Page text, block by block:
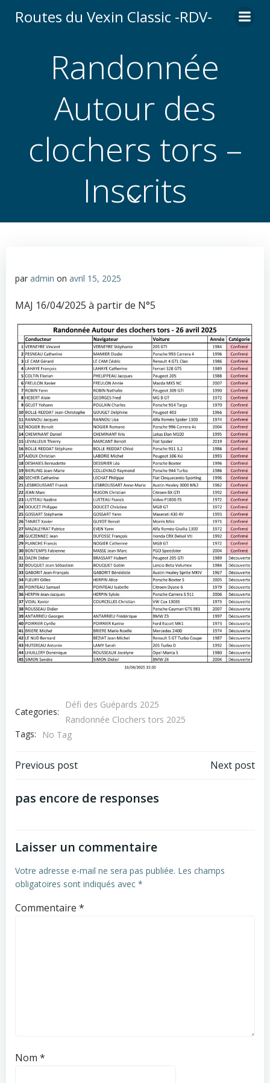
au
Routes du Vexin Classic -RDV-
Randonnée
Autour des
clochers tors –
Inscrits
par admin on avril 15, 2025
MAJ 16/04/2025 à partir de N°5
Categories:
Défi des Guépards 2025
Randonnée Clochers tors 2025
Tags:
No Tag
Post
navigation
Previous post
navigation
Next post
pas encore de responses
Laisser un commentaire
Votre adresse e-mail ne sera pas publiée. Les champs
obligatoires sont indiqués avec *
Commentaire *
Nom *